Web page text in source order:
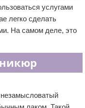
услугами
легко сделать
На самом деле, это